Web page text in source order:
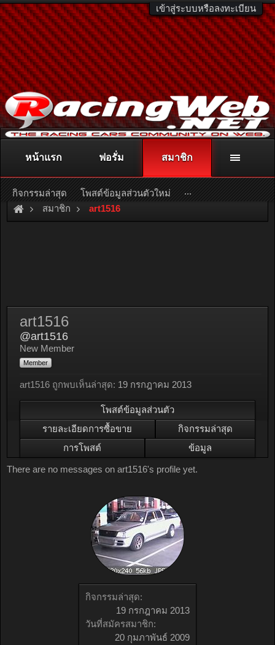
เข้าสู่ระบบหรือลงทะเบียน
ติดต่อลงโฆษณา racingweb@gmail.comหรือโทร. 081-811-1138
หรืออ่านรายละเอียดเพิ่มเติม คลิกที่นี่
สมาชิก art1516
กิจกรรมล่าสุด:
19 กรกฎาคม 2013
วันที่สมัครสมาชิก:
20 กุมภาพันธ์ 2009
art1516
@art1516
New Member
Member
art1516 ถูกพบเห็นล่าสุด: 19 กรกฎาคม 2013
โพสต์ข้อมูลส่วนตัว
รายละเอียดการซื้อขาย
กิจกรรมล่าสุด
การโพสต์
ข้อมูล
There are no messages on art1516's profile yet.
หน้าแรก ฟอรั่ม สมาชิก
กิจกรรมล่าสุด โพสต์ข้อมูลส่วนตัวใหม่ ...